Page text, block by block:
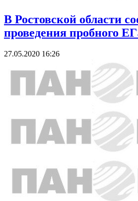
В Ростовской области
проведения пробного
27.05.2020 16:26